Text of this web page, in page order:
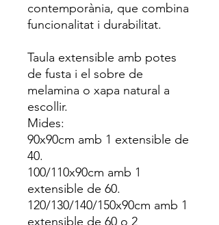
contemporània, que combina
funcionalitat i durabilitat.
Taula extensible amb potes
de fusta i el sobre de
melamina o xapa natural a
escollir.
Mides:
90x90cm amb 1 extensible de
40.
100/110x90cm amb 1
extensible de 60.
120/130/140/150x90cm amb 1
extensible de 60 o 2